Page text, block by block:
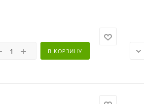
В КОРЗИНУ